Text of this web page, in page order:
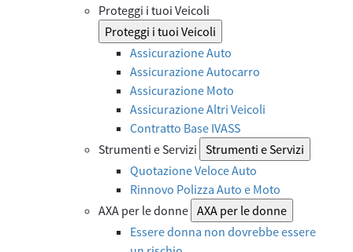
Proteggi i tuoi Veicoli
Proteggi i tuoi Veicoli
Assicurazione Auto
Assicurazione Autocarro
Assicurazione Moto
Assicurazione Altri Veicoli
Contratto Base IVASS
Strumenti e Servizi Strumenti e Servizi
Quotazione Veloce Auto
Rinnovo Polizza Auto e Moto
AXA per le donne AXA per le donne
Essere donna non dovrebbe essere